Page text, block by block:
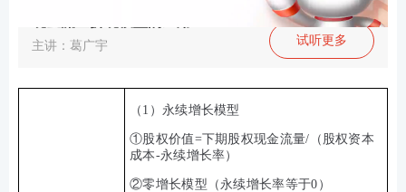
主讲：葛广宇 试听更多
（1）永续增长模型
①股权价值=下期股权现金流量/（股权资本
成本-永续增长率）
②零增长模型（永续增长率等于0）